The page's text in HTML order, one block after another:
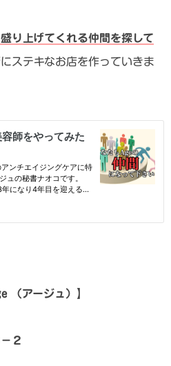
り上げてくれる仲間を探して
ステキなお店を作っていきま
（アージュ） 】
２